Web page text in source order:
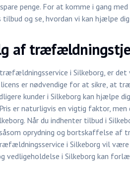
penge. For at komme i gang
og se, hvordan vi kan hjælpe dig
af
i Silkeborg, er
licens er nødvendige for at sikre, at
kunder i Silkeborg kan hjælpe
er naturligvis en vigtig faktor,
Når du indhenter tilbud i
oprydning og bortskaffelse af
i Silkeborg vil
vedligeholdelse i Silkeborg kan